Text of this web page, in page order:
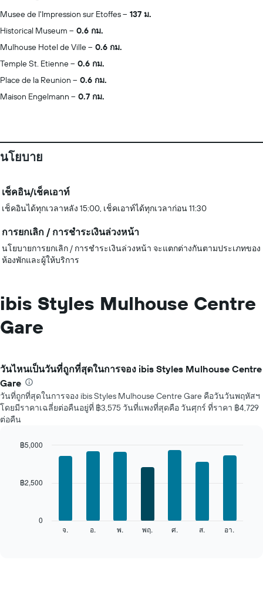
Musee de l'Impression sur Etoffes
137 ม.
Historical Museum
0.6 กม.
Mulhouse Hotel de Ville
0.6 กม.
Temple St. Etienne
0.6 กม.
Place de la Reunion
0.6 กม.
Maison Engelmann
0.7 กม.
นโยบาย
เช็คอิน/เช็คเอาท์
เช็คอินได้ทุกเวลาหลัง 15:00, เช็คเอาท์ได้ทุกเวลาก่อน 11:30
การยกเลิก / การชำระเงินล่วงหน้า
นโยบายการยกเลิก / การชำระเงินล่วงหน้า จะแตกต่างกันตามประเภทของ
ห้องพักและผู้ให้บริการ
ibis Styles Mulhouse Centre
Gare
วันไหนเป็นวันที่ถูกที่สุดในการจอง ibis Styles Mulhouse Centre
Gare
วันที่ถูกที่สุดในการจอง ibis Styles Mulhouse Centre Gare คือวันวันพฤหัสฯ
โดยมีราคาเฉลี่ยต่อคืนอยู่ที่ ฿3,575 วันที่แพงที่สุดคือ วันศุกร์ ที่ราคา ฿4,729
ต่อคืน
แผนภูมิ
จ. อ. พ. พฤ. ศ. ส. อา.
0
฿2,500
฿5,000